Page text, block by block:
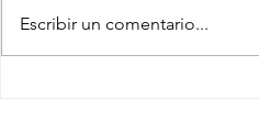
Escribir un comentario...